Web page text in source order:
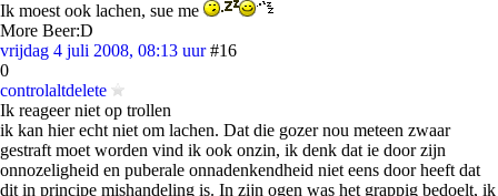
Ik moest ook lachen, sue me
More Beer:D
vrijdag 4 juli 2008, 08:13 uur #16
0
controlaltdelete
Ik reageer niet op trollen
ik kan hier echt niet om lachen. Dat die gozer nou meteen zwaar
gestraft moet worden vind ik ook onzin, ik denk dat ie door zijn
onnozeligheid en puberale onnadenkendheid niet eens door heeft dat
dit in principe mishandeling is. In zijn ogen was het grappig bedoelt, ik